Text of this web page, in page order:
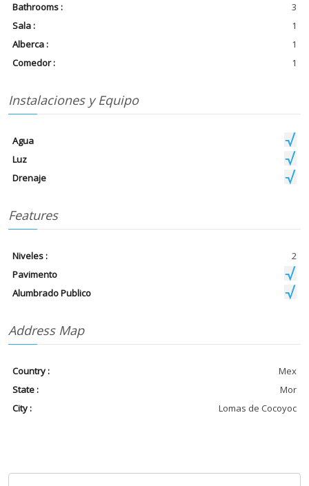
Bathrooms :
3
Sala :
1
Alberca :
1
Comedor :
1
Instalaciones y Equipo
Agua
Luz
Drenaje
Features
Niveles :
2
Pavimento
Alumbrado Publico
Address Map
Country :
Mex
State :
Mor
City :
Lomas de Cocoyoc